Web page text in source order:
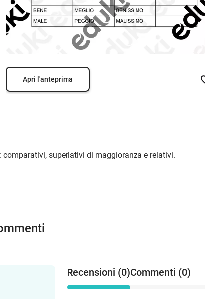
Apri l'anteprima
comparativi, superlativi di maggioranza e relativi.
Recensioni (0)Commenti (0)